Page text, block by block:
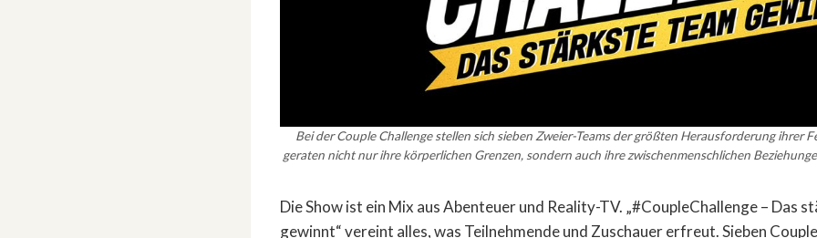
Bei der Couple Challenge stellen sich sieben Zweier-Teams der größten Herausforderung ihrer
geraten nicht nur ihre körperlichen Grenzen, sondern auch ihre zwischenmenschlichen
Die Show ist ein Mix aus Abenteuer und Reality-TV. „#CoupleChallenge – Das
gewinnt“ vereint alles, was Teilnehmende und Zuschauer erfreut. Sieben